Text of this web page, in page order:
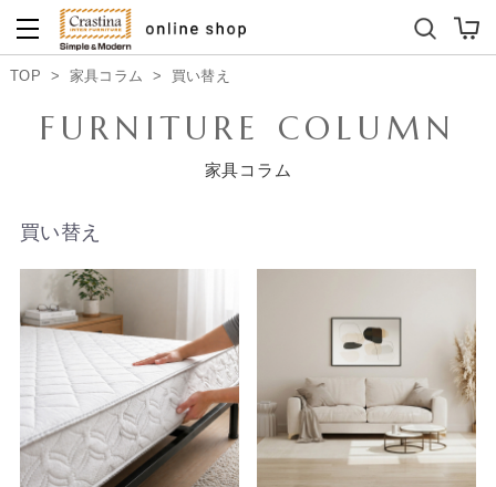
ダイニングテーブルセット
TOP > 家具コラム > 買い替え
FURNITURE COLUMN
家具コラム
買い替え